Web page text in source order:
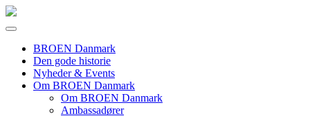
BROEN Danmark
Den gode historie
Nyheder & Events
Om BROEN Danmark
Om BROEN Danmark
Ambassadører